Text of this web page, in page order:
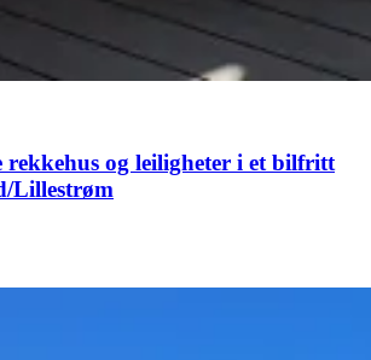
rekkehus og leiligheter i et bilfritt
Lillestrøm